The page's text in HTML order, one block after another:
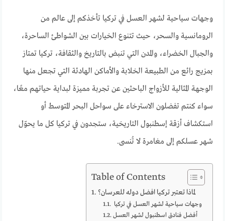
وجهات سياحية لشهر العسل في تركيا تأخذكم إلى عالم من
الرومانسية والسحر، حيث تتنوع الخيارات بين الشواطئ الساحرة،
والجبال الخضراء، والمدن التي تنبض بالتاريخ والثقافة، تركيا تمتاز
بمزيج رائع من الطبيعة الخلابة والأماكن الهادئة التي تجعل منها
الوجهة المثالية للأزواج الباحثين عن تجربة مميزة لبداية حياتهم معًا،
سواء كنتم تفضلون الاسترخاء على سواحل البحر المتوسط أو
استكشاف أزقة إسطنبول التاريخية، ستجدون في تركيا كل ما يحوّل
شهر عسلكم إلى مغامرة لا تُنسى.
Table of Contents
لماذا تعتبر تركيا افضل دوله للعرسان؟
وجهات سياحية لشهر العسل في تركيا
أفضل فنادق اسطنبول لشهر العسل